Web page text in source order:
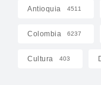
Antioquia 4511
Colombia 6237
Cultura 403